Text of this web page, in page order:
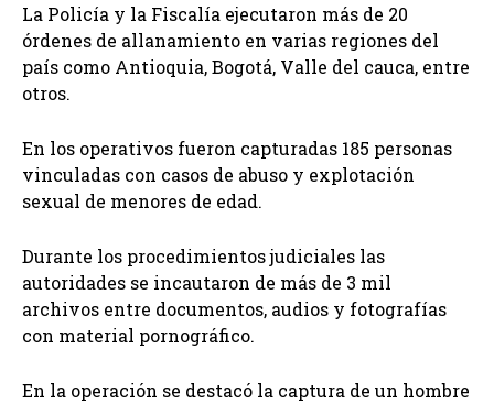
La Policía y la Fiscalía ejecutaron más de 20
órdenes de allanamiento en varias regiones del
país como Antioquia, Bogotá, Valle del cauca, entre
otros.
En los operativos fueron capturadas 185 personas
vinculadas con casos de abuso y explotación
sexual de menores de edad.
Durante los procedimientos judiciales las
autoridades se incautaron de más de 3 mil
archivos entre documentos, audios y fotografías
con material pornográfico.
En la operación se destacó la captura de un hombre